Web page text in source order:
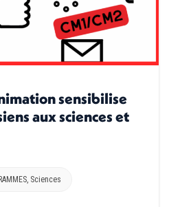
sensibilise
aux sciences et
, Sciences